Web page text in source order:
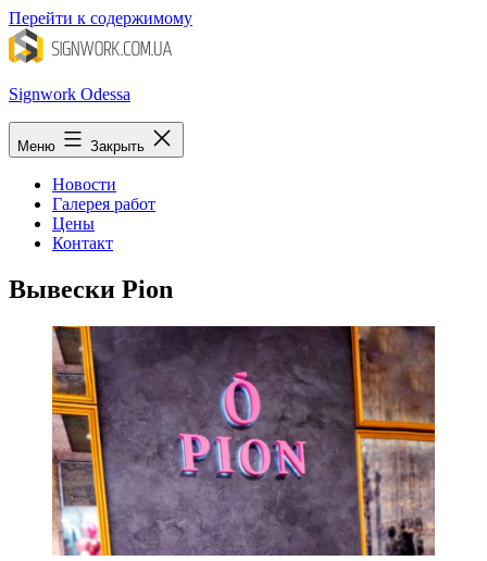
Перейти к содержимому
Signwork Odessa
Меню Закрыть
Новости
Галерея работ
Цены
Контакт
Вывески Pion